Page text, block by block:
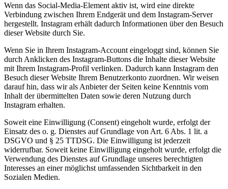
Wenn das Social-Media-Element aktiv ist, wird eine direkte
Verbindung zwischen Ihrem Endgerät und dem Instagram-Server
hergestellt. Instagram erhält dadurch Informationen über den Besuch
dieser Website durch Sie.
Wenn Sie in Ihrem Instagram-Account eingeloggt sind, können Sie
durch Anklicken des Instagram-Buttons die Inhalte dieser Website
mit Ihrem Instagram-Profil verlinken. Dadurch kann Instagram den
Besuch dieser Website Ihrem Benutzerkonto zuordnen. Wir weisen
darauf hin, dass wir als Anbieter der Seiten keine Kenntnis vom
Inhalt der übermittelten Daten sowie deren Nutzung durch
Instagram erhalten.
Soweit eine Einwilligung (Consent) eingeholt wurde, erfolgt der
Einsatz des o. g. Dienstes auf Grundlage von Art. 6 Abs. 1 lit. a
DSGVO und § 25 TTDSG. Die Einwilligung ist jederzeit
widerrufbar. Soweit keine Einwilligung eingeholt wurde, erfolgt die
Verwendung des Dienstes auf Grundlage unseres berechtigten
Interesses an einer möglichst umfassenden Sichtbarkeit in den
Sozialen Medien.